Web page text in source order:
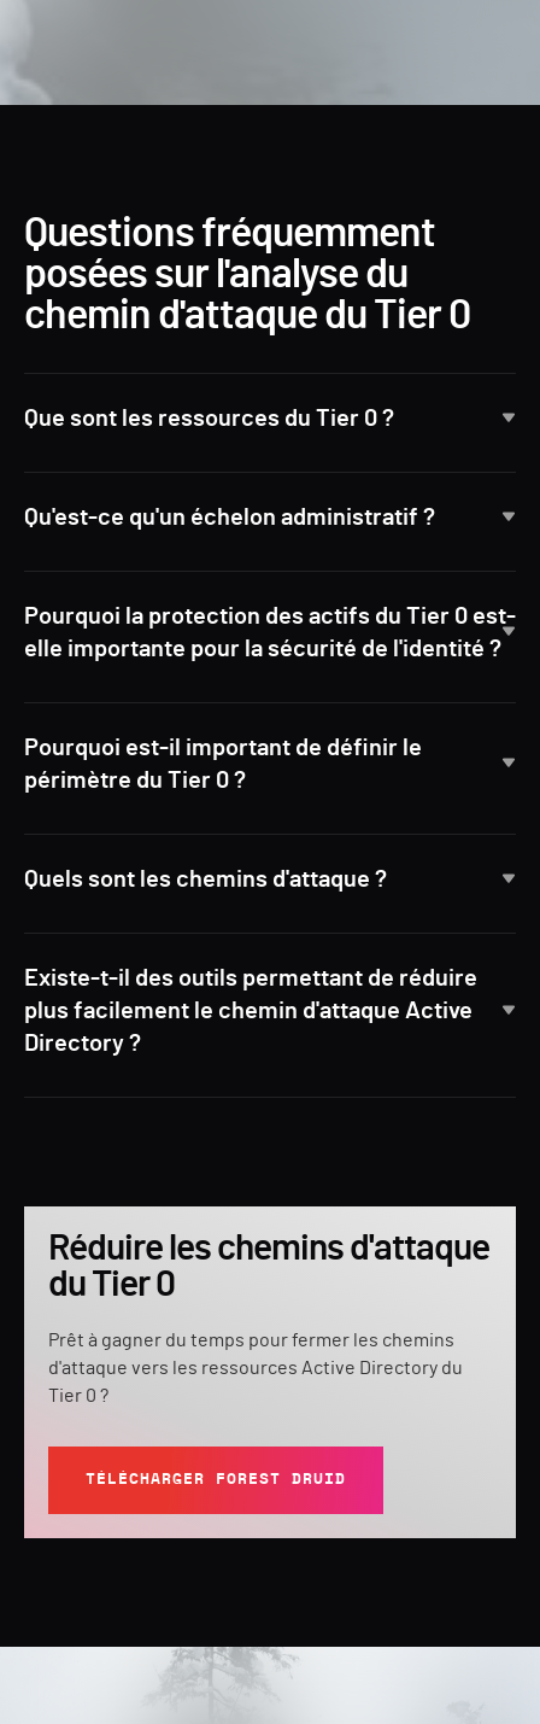
Questions fréquemment
posées sur l'analyse du
chemin d'attaque du Tier 0
Que sont les ressources du Tier 0 ?
Qu'est-ce qu'un échelon administratif ?
Pourquoi la protection des actifs du Tier 0 est-
elle importante pour la sécurité de l'identité ?
Pourquoi est-il important de définir le
périmètre du Tier 0 ?
Quels sont les chemins d'attaque ?
Existe-t-il des outils permettant de réduire
plus facilement le chemin d'attaque Active
Directory ?
Réduire les chemins d'attaque
du Tier 0
Prêt à gagner du temps pour fermer les chemins
d'attaque vers les ressources Active Directory du
Tier 0 ?
TÉLÉCHARGER FOREST DRUID